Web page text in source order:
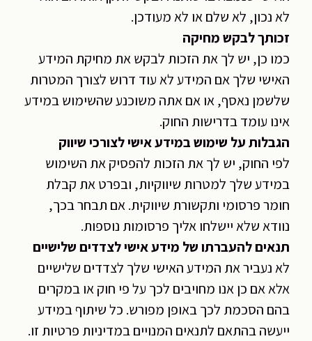
לא נכון, לא שלם או לא מעודכן.
זכותך לבקש מחיקה
כמו כן, יש לך את הזכות לבקש את מחיקת המידע
האישי שלך אם המידע לא עוד דרוש לצורך המטרות
שלשמן נאסף, או אם אתה משוכנע שהשימוש במידע
אינו עומד בדרישות החוק.
הגבלות על שימוש במידע אישי לצורכי שיווק
לפי החוק, יש לך את הזכות להפסיק את השימוש
במידע שלך למטרות שיווקיות, ובפרט את קבלת
חומר פרסומי ותקשורת שיווקית. אם תבחר בכך,
נוודא שלא יישלחו אליך פרסומות נוספות.
תנאים להעברתו של מידע אישי לצדדים שלישיים
לא נעביר את המידע האישי שלך לצדדים שלישיים
אלא אם כן אנו מחויבים לכך על פי חוק או במקרים
בהם הסכמת לכך באופן מפורש. כל שיתוף במידע
ייעשה בהתאם לתנאים המנויים במדיניות פרטיות זו.